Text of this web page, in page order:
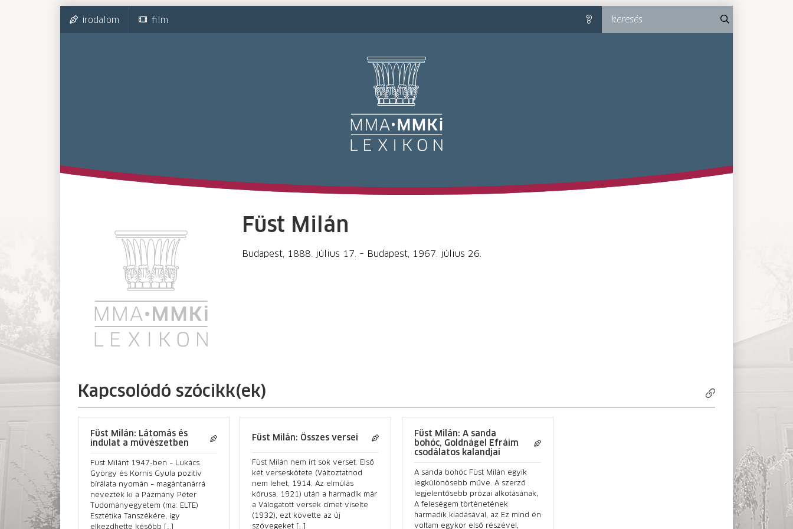
irodalom film súgó
keresés
MMA-
Füst Milán
Budapest, 1888. július 17. – Budapest, 1967. július 26.
Kapcsolódó szócikk(ek)
Füst Milán: Látomás és
indulat a művészetben
Füst Milánt 1947-ben – Lukács
György és Kornis Gyula pozitív
bírálata nyomán – magántanárrá
nevezték ki a Pázmány Péter
Tudományegyetem (ma: ELTE)
Esztétika Tanszékére, így
elkezdhette később […]
Füst Milán: Összes versei
Füst Milán nem írt sok verset. Első
két verseskötete (Változtatnod
nem lehet, 1914; Az elmúlás
kórusa, 1921) után a harmadik már
a Válogatott versek címet viselte
(1932), ezt követte az új
szövegeket […]
Füst Milán: A sanda
bohóc, Goldnágel Efráim
csodálatos kalandjai
A sanda bohóc Füst Milán egyik
legkülönösebb műve. A szerző
legjelentősebb prózai alkotásának,
A feleségem történetének
harmadik kiadásával, az Ez mind én
voltam egykor első részével,